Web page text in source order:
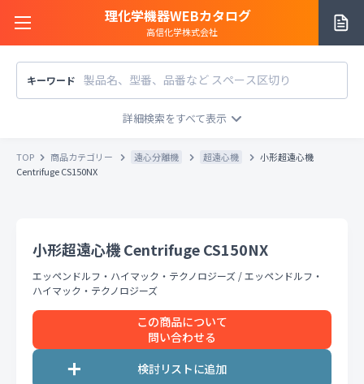
理化学機器WEBカタログ
高信化学株式会社
サイトご利用方法
お知らせ一覧
キーワード
メーカー/販売元
税込 税抜 価格「お問い合わせ」を除外
条件をクリア
TOP 商品カテゴリー 遠心分離機 超遠心機
小形超遠心機
Centrifuge CS150NX
小形超遠心機 Centrifuge CS150NX
エッペンドルフ・ハイマック・テクノロジーズ /エッペンドルフ・
ハイマック・テクノロジーズ
この商品について
問い合わせる